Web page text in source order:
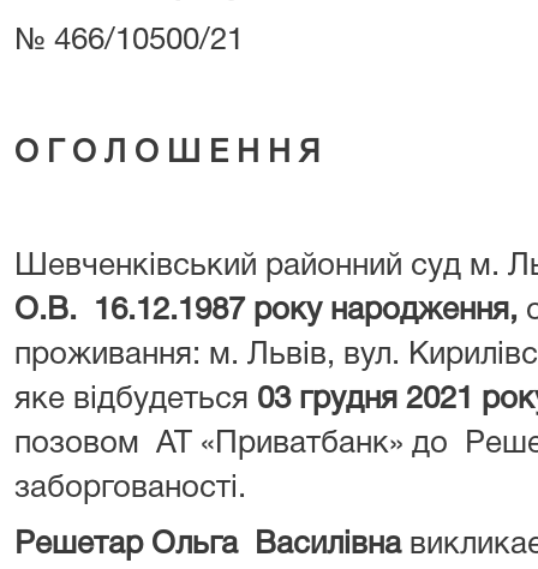
№ 466/10500/21
О Г О Л О Ш Е Н Н Я
Шевченківський районний суд м.
О.В. 16.12.1987 року народження,
проживання: м. Львів, вул.
яке відбудеться 03 грудня 2021
позовом АТ «Приватбанк» до
заборгованості.
Решетар Ольга Василівна